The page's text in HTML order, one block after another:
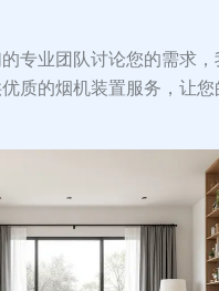
专业团队讨论您的需求，
质的烟机装置服务，让